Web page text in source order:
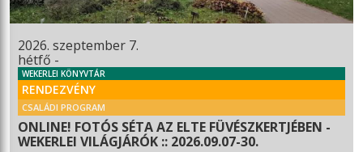
2026. szeptember 7.
hétfő -
WEKERLEI KÖNYVTÁR
RENDEZVÉNY
CSALÁDI PROGRAM
ONLINE! FOTÓS SÉTA AZ ELTE FÜVÉSZKERTJÉBEN -
WEKERLEI VILÁGJÁRÓK :: 2026.09.07-30.